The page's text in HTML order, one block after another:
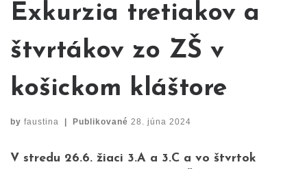
Exkurzia tretiakov a
štvrtákov zo ZŠ v
košickom kláštore
by faustina Publikované 28. júna 2024
V stredu 26.6. žiaci 3.A a 3.C a vo štvrtok